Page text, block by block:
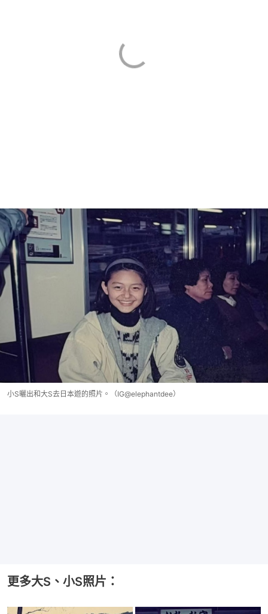
小S曬出和大S去日本遊的照片。（IG@elephantdee）
更多大S、小S照片：